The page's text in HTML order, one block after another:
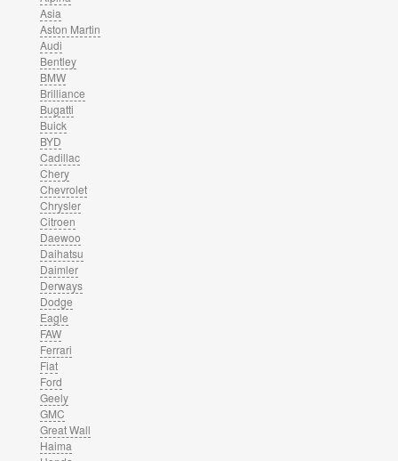
Asia
Aston Martin
Audi
Bentley
BMW
Brilliance
Bugatti
Buick
BYD
Cadillac
Chery
Chevrolet
Chrysler
Citroen
Daewoo
Daihatsu
Daimler
Derways
Dodge
Eagle
FAW
Ferrari
Fiat
Ford
Geely
GMC
Great Wall
Haima